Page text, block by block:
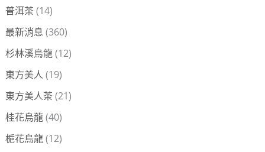
普洱茶 (14)
最新消息 (360)
杉林溪烏龍(12)
東方美人 (19)
東方美人茶 (21)
桂花烏龍(40)
梔花烏龍(12)